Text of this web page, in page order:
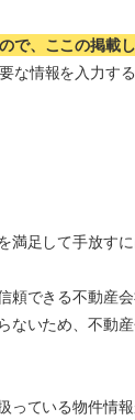
で、ここの掲載
な情報を入力す
足して手放す
できる不動産会
いため、不動
ている物件情